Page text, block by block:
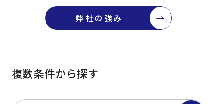
弊社の強み
複数条件から探す